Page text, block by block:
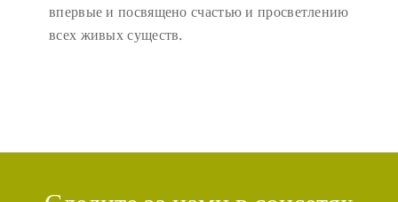
впервые и посвящено счастью и просветлению
всех живых существ.